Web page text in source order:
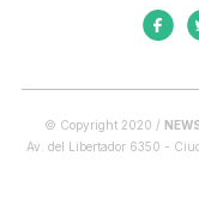
© Copyright 2020 /
Av. del Libertador 6350 -